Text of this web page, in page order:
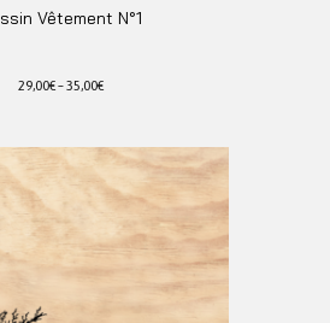
Vêtement N°1
29,00€–35,00€
a
plusieurs
variations.
Les